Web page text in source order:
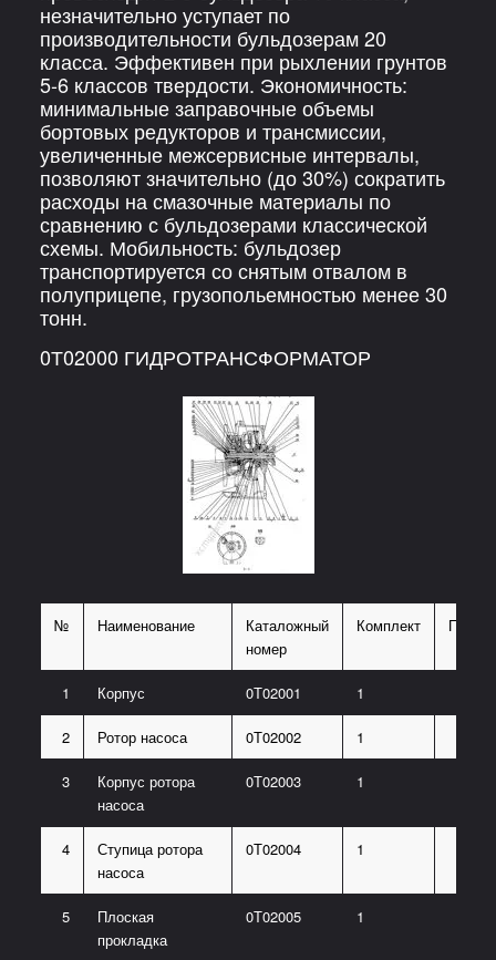
незначительно уступает по
производительности бульдозерам 20
класса. Эффективен при рыхлении грунтов
5-6 классов твердости. Экономичность:
минимальные заправочные объемы
бортовых редукторов и трансмиссии,
увеличенные межсервисные интервалы,
позволяют значительно (до 30%) сократить
расходы на смазочные материалы по
сравнению с бульдозерами классической
схемы. Мобильность: бульдозер
транспортируется со снятым отвалом в
полуприцепе, грузопольемностью менее 30
тонн.
0Т02000 ГИДРОТРАНСФОРМАТОР
№ Наименование
Каталожный
номер
Комплект
1 Корпус 0Т02001 1
2 Ротор насоса 0Т02002 1
3
Корпус ротора
насоса
0Т02003 1
4
Ступица ротора
насоса
0Т02004 1
5
Плоская
прокладка
0Т02005 1